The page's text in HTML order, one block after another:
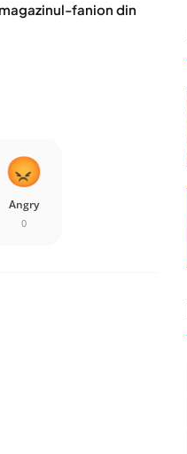
fanion din
Angry
0